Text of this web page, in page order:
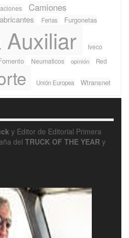
Camiones
Ferias Furgonetas
Auxiliar
Iveco
Neumaticos opinión Red
Unión Europea Wtransnet
y Editor de Editorial Primera
del TRUCK OF THE YEAR y